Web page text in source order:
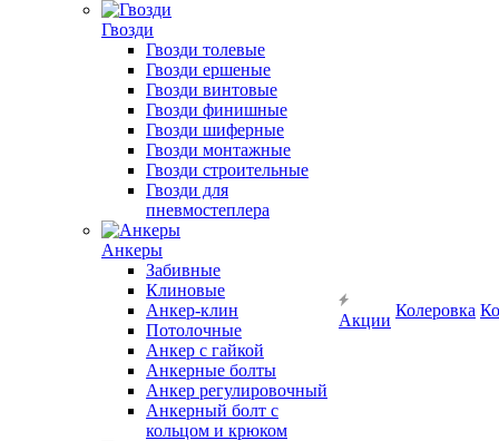
Гвозди
Гвозди толевые
Гвозди ершеные
Гвозди винтовые
Гвозди финишные
Гвозди шиферные
Гвозди монтажные
Гвозди строительные
Гвозди для
пневмостеплера
Анкеры
Забивные
Клиновые
Анкер-клин
Потолочные
Анкер с гайкой
Анкерные болты
Анкер регулировочный
Анкерный болт с
кольцом и крюком
Акции
Колеровка